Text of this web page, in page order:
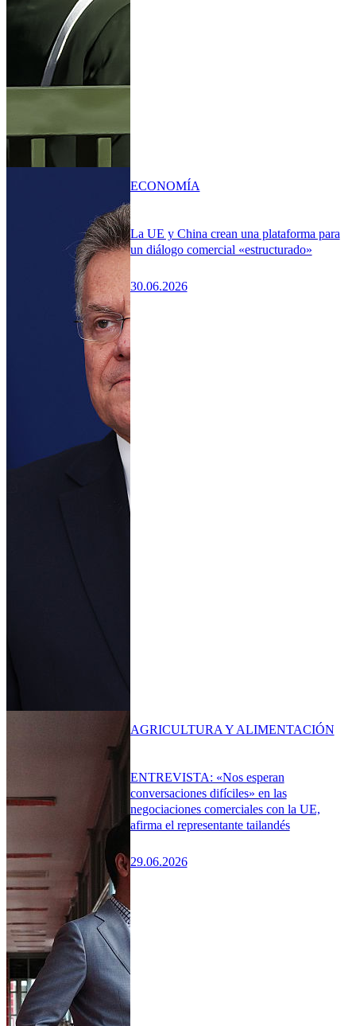
La UE y China crean una plataforma para
un diálogo comercial «estructurado»
30.06.2026
ECONOMÍA
ENTREVISTA: «Nos esperan
conversaciones difíciles» en las
negociaciones comerciales con la UE,
afirma el representante tailandés
29.06.2026
AGRICULTURA Y ALIMENTACIÓN